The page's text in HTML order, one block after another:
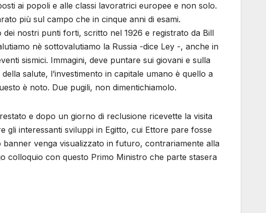
ai popoli e alle classi lavoratrici europee e non solo.
più sul campo che in cinque anni di esami.
nostri punti forti, scritto nel 1926 e registrato da Bill
nè sottovalutiamo la Russia -dice Ley -, anche in
sismici. Immagini, deve puntare sui giovani e sulla
salute, l’investimento in capitale umano è quello a
è noto. Due pugili, non dimentichiamolo.
e dopo un giorno di reclusione ricevette la visita
gli interessanti sviluppi in Egitto, cui Ettore pare fosse
banner venga visualizzato in futuro, contrariamente alla
colloquio con questo Primo Ministro che parte stasera